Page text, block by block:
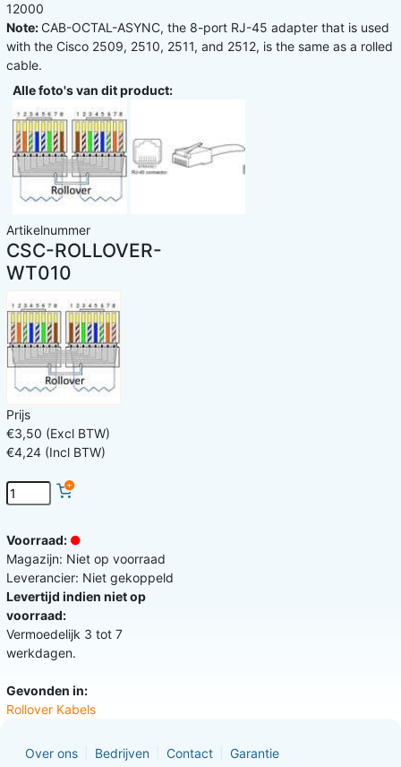
12000
Note: CAB-OCTAL-ASYNC, the 8-port RJ-45 adapter that is used
with the Cisco 2509, 2510, 2511, and 2512, is the same as a rolled
cable.
Alle foto's van dit product:
Artikelnummer
CSC-ROLLOVER-
WT010
Prijs
€3,50 (Excl BTW)
€4,24 (Incl BTW)
Voorraad:
Magazijn: Niet op voorraad
Leverancier: Niet gekoppeld
Levertijd indien niet op
voorraad:
Vermoedelijk 3 tot 7
werkdagen.
Gevonden in:
Rollover Kabels
Over ons Bedrijven Contact Garantie